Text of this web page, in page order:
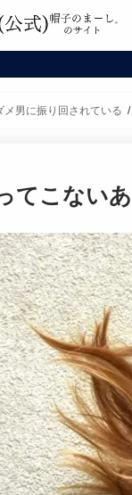
メ男に振り回されている
てこない